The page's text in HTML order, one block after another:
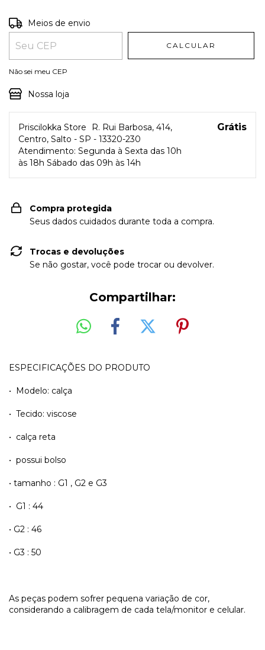
Entregas para o CEP:
Meios de envio
CALCULAR
Não sei meu CEP
Nossa loja
Priscilokka Store
R. Rui Barbosa, 414,
Centro, Salto - SP - 13320-230
Atendimento: Segunda à Sexta das 10h
às 18h Sábado das 09h às 14h
Grátis
Compra protegida
Seus dados cuidados durante toda a compra.
Trocas e devoluções
Se não gostar, você pode trocar ou devolver.
Compartilhar:
ESPECIFICAÇÕES DO PRODUTO
• Modelo: calça
• Tecido: viscose
• calça reta
• possui bolso
• tamanho : G1 , G2 e G3
• G1 : 44
• G2 : 46
• G3 : 50
As peças podem sofrer pequena variação de cor,
considerando a calibragem de cada tela/monitor e celular.